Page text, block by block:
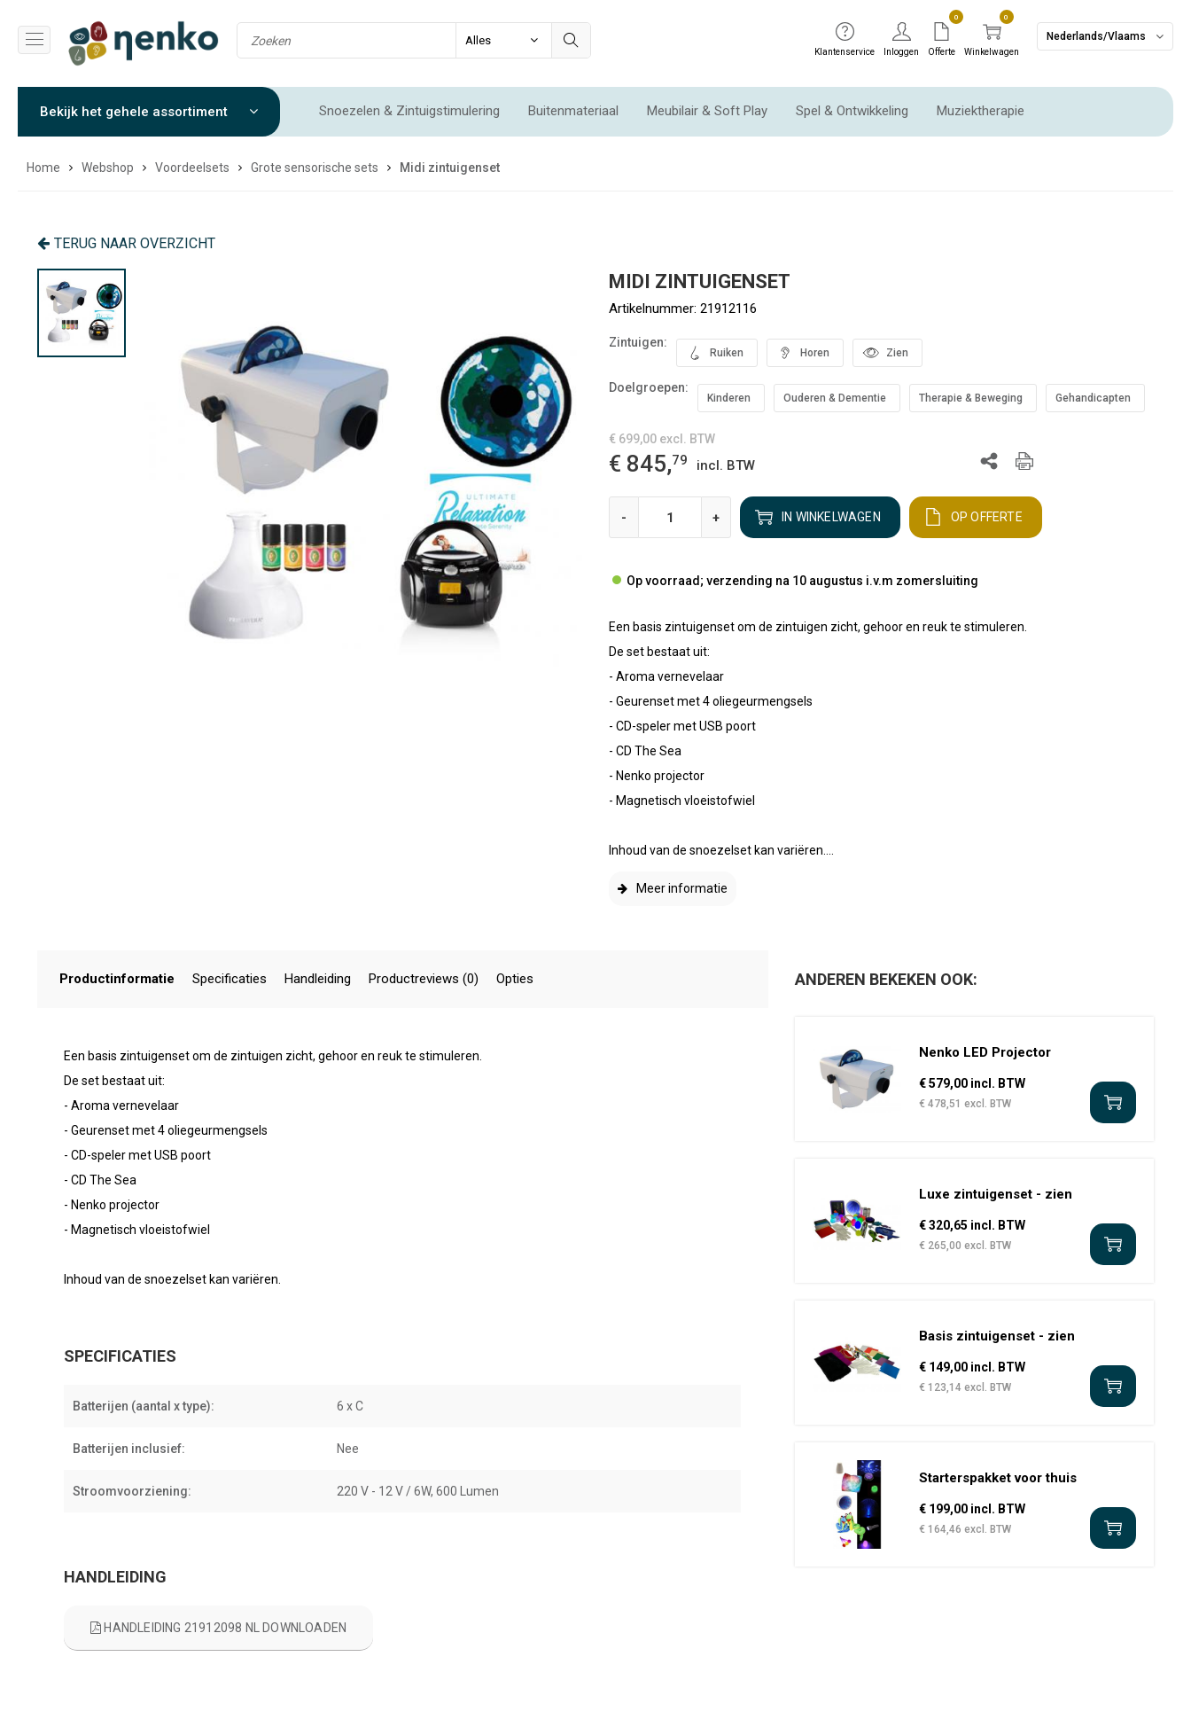
Klantenservice Inloggen
0
Offerte
0
Winkelwagen
Nederlands/Vlaams
Bekijk het gehele assortiment Snoezelen & Zintuigstimulering Buitenmateriaal Meubilair & Soft Play Spel & Ontwikkeling Muziektherapie
Sensorische Integratie & Beweging
Home Webshop Voordeelsets Grote sensorische sets Midi zintuigenset
TERUG NAAR OVERZICHT
MIDI ZINTUIGENSET
Artikelnummer: 21912116
Zintuigen:
Ruiken Horen Zien
Doelgroepen:
Kinderen Ouderen & Dementie Therapie & Beweging Gehandicapten
€ 699,00 excl. BTW
€ 845,79 incl. BTW
- + IN WINKELWAGEN OP OFFERTE
Op voorraad; verzending na 10 augustus i.v.m zomersluiting
Een basis zintuigenset om de zintuigen zicht, gehoor en reuk te stimuleren.
De set bestaat uit:
- Aroma vernevelaar
- Geurenset met 4 oliegeurmengsels
- CD-speler met USB poort
- CD The Sea
- Nenko projector
- Magnetisch vloeistofwiel
Inhoud van de snoezelset kan variëren....
Meer informatie
Productinformatie Specificaties Handleiding Productreviews (0) Opties
Een basis zintuigenset om de zintuigen zicht, gehoor en reuk te stimuleren.
De set bestaat uit:
- Aroma vernevelaar
- Geurenset met 4 oliegeurmengsels
- CD-speler met USB poort
- CD The Sea
- Nenko projector
- Magnetisch vloeistofwiel
Inhoud van de snoezelset kan variëren.
SPECIFICATIES
Batterijen (aantal x type): 6 x C
Batterijen inclusief: Nee
Stroomvoorziening: 220 V - 12 V / 6W, 600 Lumen
HANDLEIDING
HANDLEIDING 21912098 NL DOWNLOADEN
ANDEREN BEKEKEN OOK:
Nenko LED Projector
€ 579,00 incl. BTW
€ 478,51 excl. BTW
Luxe zintuigenset - zien
€ 320,65 incl. BTW
€ 265,00 excl. BTW
Basis zintuigenset - zien
€ 149,00 incl. BTW
€ 123,14 excl. BTW
Starterspakket voor thuis
€ 199,00 incl. BTW
€ 164,46 excl. BTW